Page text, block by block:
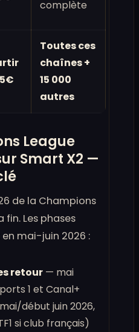
complète
Toutes ces
chaînes +
15 000
autres
League
Smart X2 —
de la Champions
fin. Les phases
mai-juin 2026 :
retour — mai
1 et Canal+
début juin 2026,
si club français)